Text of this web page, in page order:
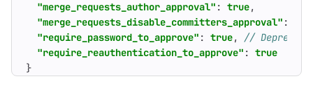
"merge_requests_author_approval" : true,
"merge_requests_disable_committers_approval" :
"require_password_to_approve" : true,
"require_reauthentication_to_approve" : true
}